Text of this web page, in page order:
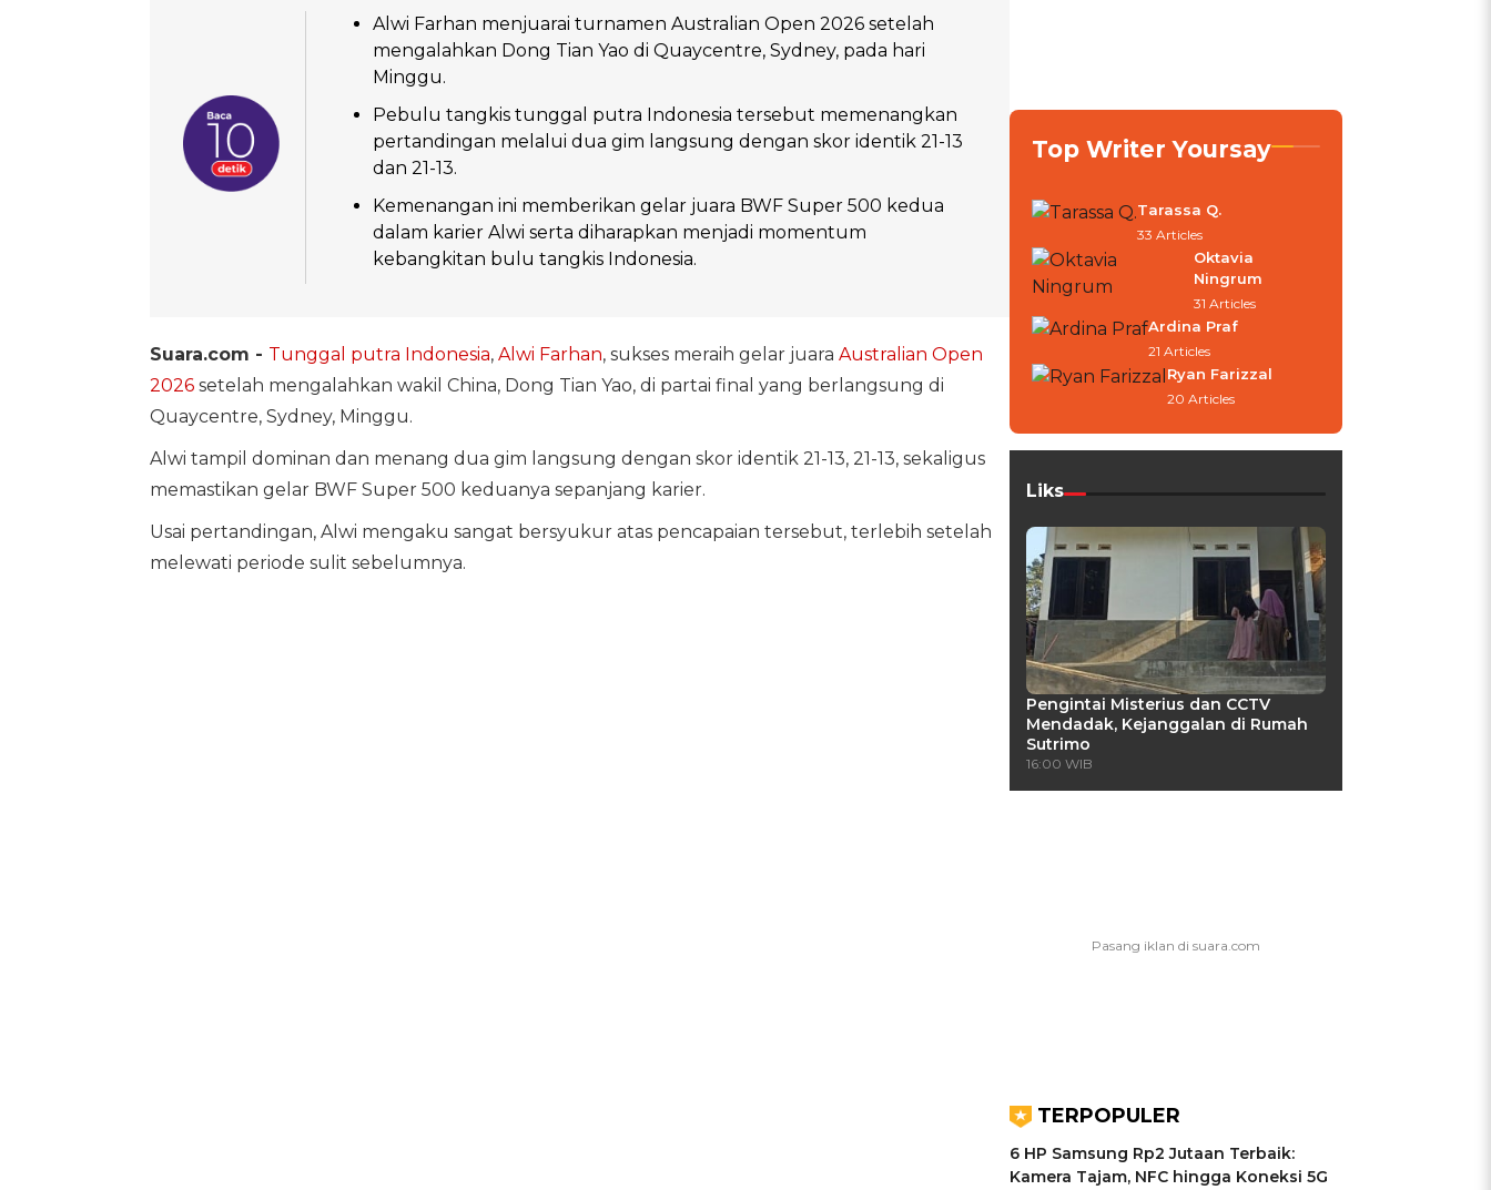
Alwi Farhan menjuarai turnamen Australian Open 2026 setelah
mengalahkan Dong Tian Yao di Quaycentre, Sydney, pada hari
Minggu.
Pebulu tangkis tunggal putra Indonesia tersebut memenangkan
pertandingan melalui dua gim langsung dengan skor identik 21-13
dan 21-13.
Kemenangan ini memberikan gelar juara BWF Super 500 kedua
dalam karier Alwi serta diharapkan menjadi momentum
kebangkitan bulu tangkis Indonesia.
Suara.com - Tunggal putra Indonesia, Alwi Farhan, sukses meraih gelar juara Australian Open
2026setelah mengalahkan wakil China, Dong Tian Yao, di partai final yang berlangsung di
Quaycentre, Sydney, Minggu.
Alwi tampil dominan dan menang dua gim langsung dengan skor identik 21-13, 21-13, sekaligus
memastikan gelar BWF Super 500 keduanya sepanjang karier.
Usai pertandingan, Alwi mengaku sangat bersyukur atas pencapaian tersebut, terlebih setelah
melewati periode sulit sebelumnya.
Top Writer Yoursay
Tarassa Q.
33 Articles
Oktavia
Ningrum
31 Articles
Ardina Praf
21 Articles
Ryan Farizzal
20 Articles
Liks
Pengintai Misterius dan CCTV
Mendadak, Kejanggalan di Rumah
Sutrimo
16:00 WIB
TERPOPULER
6 HP Samsung Rp2 Jutaan Terbaik:
Kamera Tajam, NFC hingga Koneksi 5G